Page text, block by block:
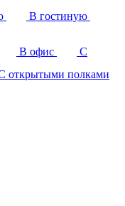
В гостиную
В офис
С
открытыми полками